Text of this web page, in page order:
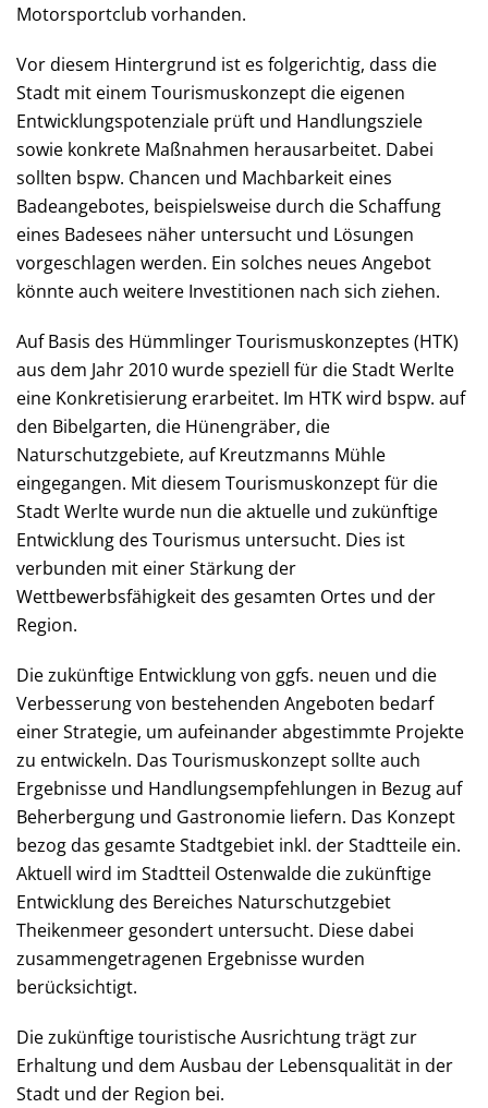
Motorsportclub vorhanden.
Vor diesem Hintergrund ist es folgerichtig, dass die
Stadt mit einem Tourismuskonzept die eigenen
Entwicklungspotenziale prüft und Handlungsziele
sowie konkrete Maßnahmen herausarbeitet. Dabei
sollten bspw. Chancen und Machbarkeit eines
Badeangebotes, beispielsweise durch die Schaffung
eines Badesees näher untersucht und Lösungen
vorgeschlagen werden. Ein solches neues Angebot
könnte auch weitere Investitionen nach sich ziehen.
Auf Basis des Hümmlinger Tourismuskonzeptes (HTK)
aus dem Jahr 2010 wurde speziell für die Stadt Werlte
eine Konkretisierung erarbeitet. Im HTK wird bspw. auf
den Bibelgarten, die Hünengräber, die
Naturschutzgebiete, auf Kreutzmanns Mühle
eingegangen. Mit diesem Tourismuskonzept für die
Stadt Werlte wurde nun die aktuelle und zukünftige
Entwicklung des Tourismus untersucht. Dies ist
verbunden mit einer Stärkung der
Wettbewerbsfähigkeit des gesamten Ortes und der
Region.
Die zukünftige Entwicklung von ggfs. neuen und die
Verbesserung von bestehenden Angeboten bedarf
einer Strategie, um aufeinander abgestimmte Projekte
zu entwickeln. Das Tourismuskonzept sollte auch
Ergebnisse und Handlungsempfehlungen in Bezug auf
Beherbergung und Gastronomie liefern. Das Konzept
bezog das gesamte Stadtgebiet inkl. der Stadtteile ein.
Aktuell wird im Stadtteil Ostenwalde die zukünftige
Entwicklung des Bereiches Naturschutzgebiet
Theikenmeer gesondert untersucht. Diese dabei
zusammengetragenen Ergebnisse wurden
berücksichtigt.
Die zukünftige touristische Ausrichtung trägt zur
Erhaltung und dem Ausbau der Lebensqualität in der
Stadt und der Region bei.